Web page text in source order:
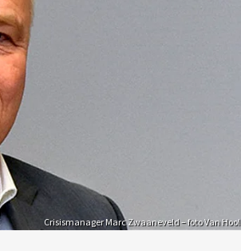
Crisismanager Marc Zwaaneveld – foto Van Hool